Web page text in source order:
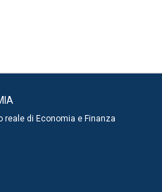
reale di Economia e Finanza